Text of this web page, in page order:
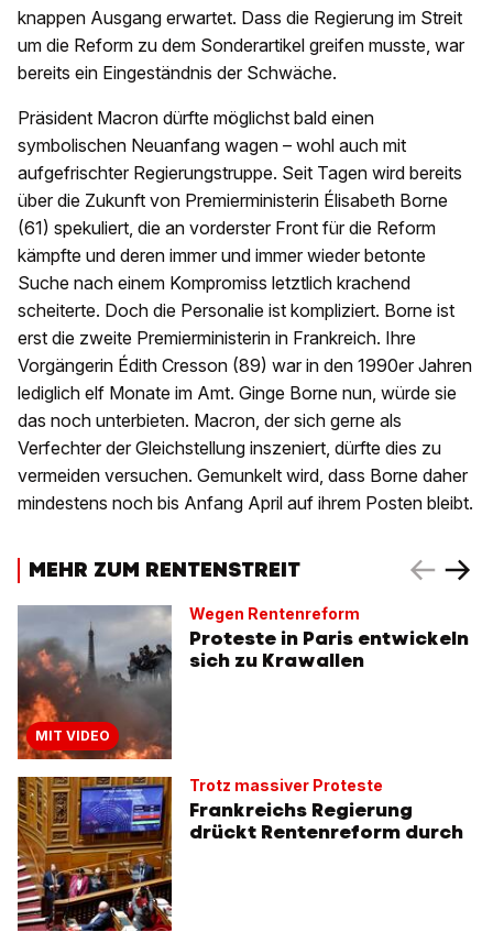
knappen Ausgang erwartet. Dass die Regierung im Streit
um die Reform zu dem Sonderartikel greifen musste, war
bereits ein Eingeständnis der Schwäche.
Präsident Macron dürfte möglichst bald einen
symbolischen Neuanfang wagen – wohl auch mit
aufgefrischter Regierungstruppe. Seit Tagen wird bereits
über die Zukunft von Premierministerin Élisabeth Borne
(61) spekuliert, die an vorderster Front für die Reform
kämpfte und deren immer und immer wieder betonte
Suche nach einem Kompromiss letztlich krachend
scheiterte. Doch die Personalie ist kompliziert. Borne ist
erst die zweite Premierministerin in Frankreich. Ihre
Vorgängerin Édith Cresson (89) war in den 1990er Jahren
lediglich elf Monate im Amt. Ginge Borne nun, würde sie
das noch unterbieten. Macron, der sich gerne als
Verfechter der Gleichstellung inszeniert, dürfte dies zu
vermeiden versuchen. Gemunkelt wird, dass Borne daher
mindestens noch bis Anfang April auf ihrem Posten bleibt.
MEHR ZUM RENTENSTREIT
MIT VIDEO
Wegen Rentenreform
Proteste in Paris entwickeln
sich zu Krawallen
Trotz massiver Proteste
Frankreichs Regierung
drückt Rentenreform durch